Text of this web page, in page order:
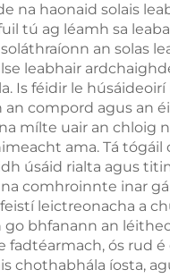
na haonaid solais
tú ag léamh sa
an solas
leabhair
Is féidir le húsáideoirí
compord agus an
mílte uair an chloig
ama. Tá
úsáid rialta agus
comhroinnte inar
leictreonacha a
bhfanann an
ós rud é
chothabhála íosta,